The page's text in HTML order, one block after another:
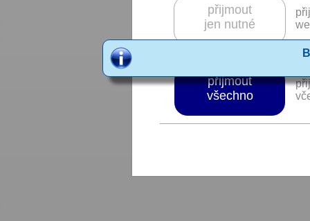
přijmout
jen nutné
přijmout
všechno